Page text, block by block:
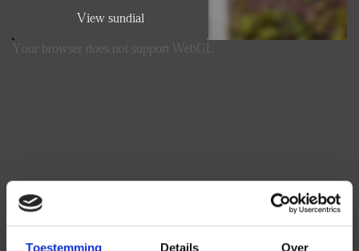
Toestemming Details Over
View sundial
Your browser does not support WebGL